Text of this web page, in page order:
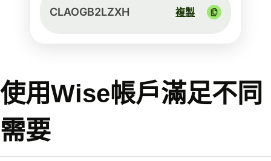
CLAOGB2LZXH 複製
使用Wise帳戶滿足不同
需要